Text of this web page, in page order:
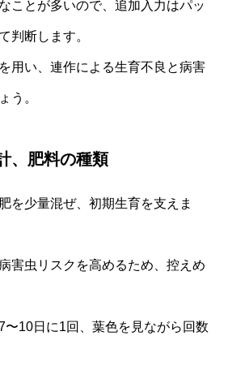
ことが多いので、追加入力はパッ
判断します。
用い、連作による生育不良と病害
う。
、肥料の種類
を少量混ぜ、初期生育を支えま
害虫リスクを高めるため、控えめ
〜10日に1回、葉色を見ながら回数